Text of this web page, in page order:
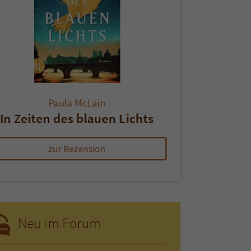
Paula McLain
In Zeiten des blauen Lichts
zur Rezension
Neu im Forum